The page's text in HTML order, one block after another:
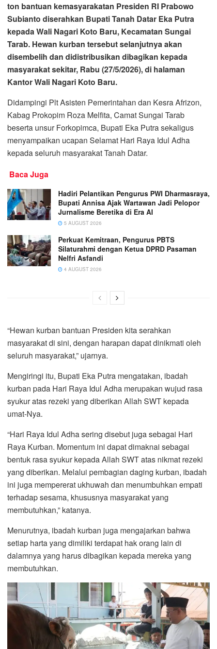
ton bantuan kemasyarakatan Presiden RI Prabowo
Subianto diserahkan Bupati Tanah Datar Eka Putra
kepada Wali Nagari Koto Baru, Kecamatan Sungai
Tarab. Hewan kurban tersebut selanjutnya akan
disembelih dan didistribusikan dibagikan kepada
masyarakat sekitar, Rabu (27/5/2026), di halaman
Kantor Wali Nagari Koto Baru.
Didampingi Plt Asisten Pemerintahan dan Kesra Afrizon,
Kabag Prokopim Roza Melfita, Camat Sungai Tarab
beserta unsur Forkopimca, Bupati Eka Putra sekaligus
menyampaikan ucapan Selamat Hari Raya Idul Adha
kepada seluruh masyarakat Tanah Datar.
Baca Juga
Hadiri Pelantikan Pengurus PWI Dharmasraya,
Bupati Annisa Ajak Wartawan Jadi Pelopor
Jurnalisme Beretika di Era AI
5 AUGUST 2026
Perkuat Kemitraan, Pengurus PBTS
Silaturahmi dengan Ketua DPRD Pasaman
Nelfri Asfandi
4 AUGUST 2026
“Hewan kurban bantuan Presiden kita serahkan
masyarakat di sini, dengan harapan dapat dinikmati oleh
seluruh masyarakat,” ujarnya.
Mengiringi itu, Bupati Eka Putra mengatakan, ibadah
kurban pada Hari Raya Idul Adha merupakan wujud rasa
syukur atas rezeki yang diberikan Allah SWT kepada
umat-Nya.
“Hari Raya Idul Adha sering disebut juga sebagai Hari
Raya Kurban. Momentum ini dapat dimaknai sebagai
bentuk rasa syukur kepada Allah SWT atas nikmat rezeki
yang diberikan. Melalui pembagian daging kurban, ibadah
ini juga mempererat ukhuwah dan menumbuhkan empati
terhadap sesama, khususnya masyarakat yang
membutuhkan,” katanya.
Menurutnya, ibadah kurban juga mengajarkan bahwa
setiap harta yang dimiliki terdapat hak orang lain di
dalamnya yang harus dibagikan kepada mereka yang
membutuhkan.